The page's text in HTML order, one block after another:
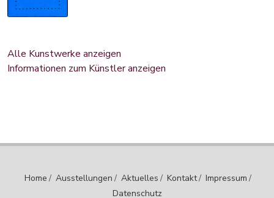
Alle Kunstwerke anzeigen
Informationen zum Künstler anzeigen
Home / Ausstellungen / Aktuelles / Kontakt/ Impressum /
Datenschutz